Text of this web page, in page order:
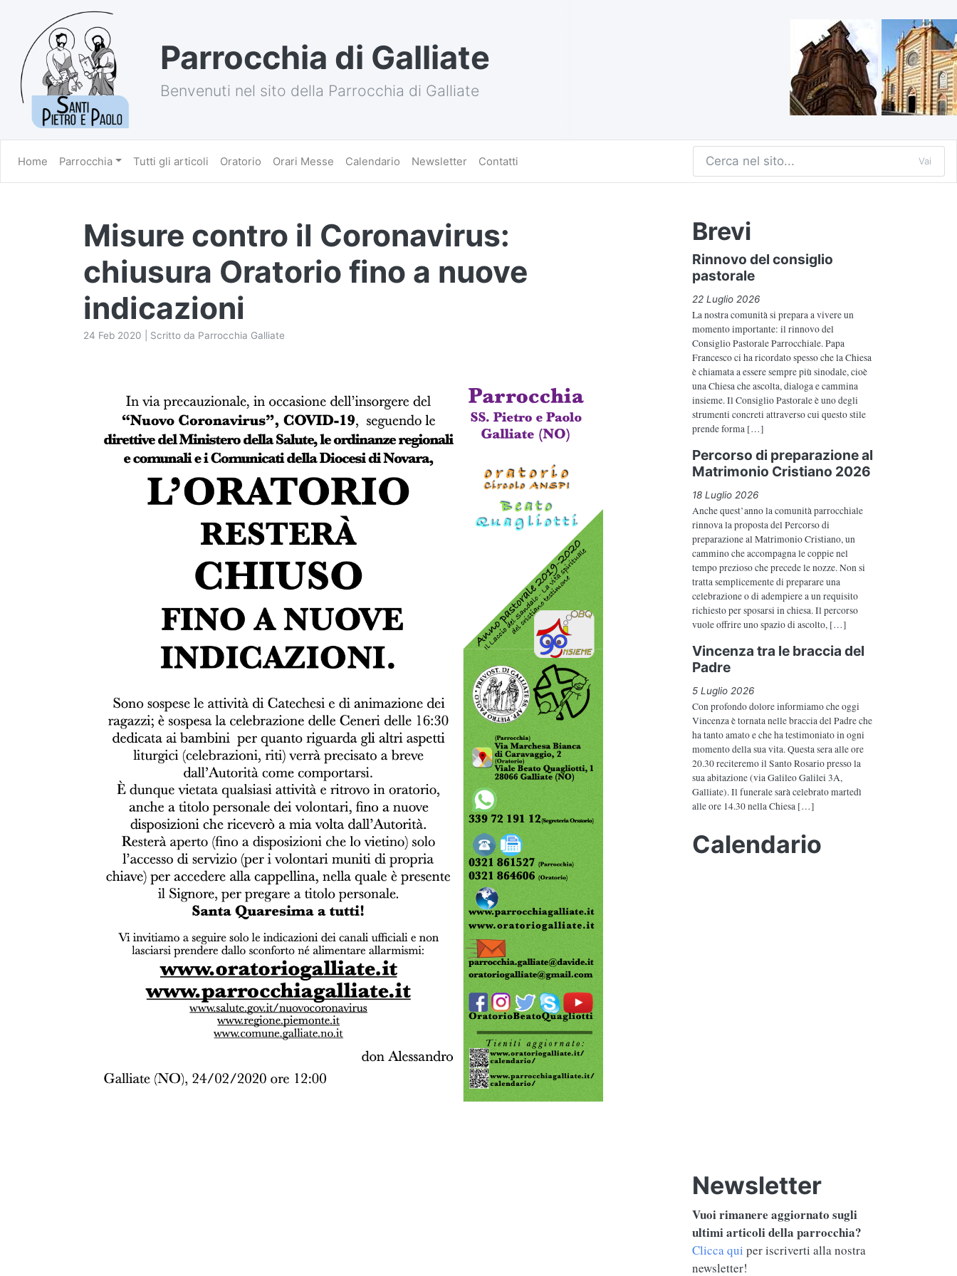
Parrocchia di Galliate
Benvenuti nel sito della Parrocchia di Galliate
Home Parrocchia Tutti gli articoli Oratorio Orari Messe Calendario Newsletter Contatti Vai
Misure contro il Coronavirus:
chiusura Oratorio fino a nuove
indicazioni
24 Feb 2020 | Scritto da Parrocchia Galliate
Brevi
Rinnovo del consiglio
pastorale
22 Luglio 2026
La nostra comunità si prepara a vivere un
momento importante: il rinnovo del
Consiglio Pastorale Parrocchiale. Papa
Francesco ci ha ricordato spesso che la Chiesa
è chiamata a essere sempre più sinodale, cioè
una Chiesa che ascolta, dialoga e cammina
insieme. Il Consiglio Pastorale è uno degli
strumenti concreti attraverso cui questo stile
prende forma […]
Percorso di preparazione al
Matrimonio Cristiano 2026
18 Luglio 2026
Anche quest’anno la comunità parrocchiale
rinnova la proposta del Percorso di
preparazione al Matrimonio Cristiano, un
cammino che accompagna le coppie nel
tempo prezioso che precede le nozze. Non si
tratta semplicemente di preparare una
celebrazione o di adempiere a un requisito
richiesto per sposarsi in chiesa. Il percorso
vuole offrire uno spazio di ascolto, […]
Vincenza tra le braccia del
Padre
5 Luglio 2026
Con profondo dolore informiamo che oggi
Vincenza è tornata nelle braccia del Padre che
ha tanto amato e che ha testimoniato in ogni
momento della sua vita. Questa sera alle ore
20.30 reciteremo il Santo Rosario presso la
sua abitazione (via Galileo Galilei 3A,
Galliate). Il funerale sarà celebrato martedì
alle ore 14.30 nella Chiesa […]
Calendario
Newsletter
Vuoi rimanere aggiornato sugli
ultimi articoli della parrocchia?
Clicca qui per iscriverti alla nostra
newsletter!